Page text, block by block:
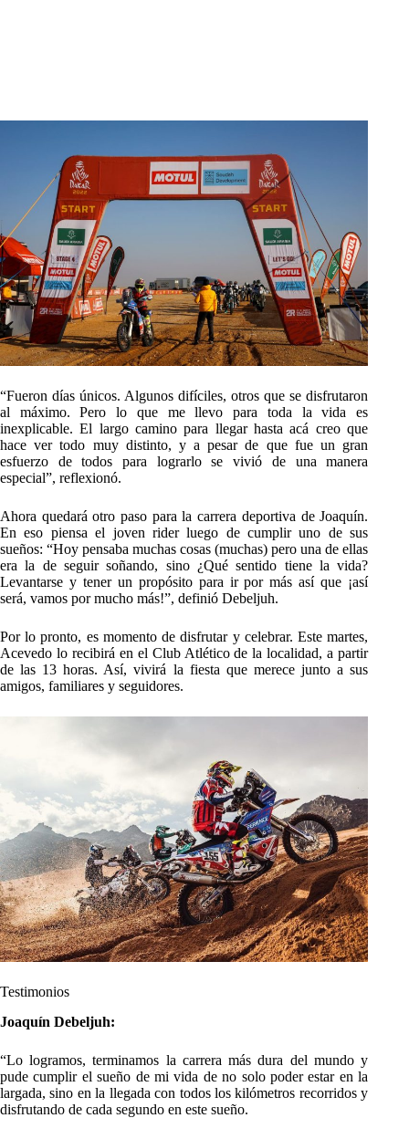
“Fueron días únicos. Algunos difíciles, otros que se disfrutaron
al máximo. Pero lo que me llevo para toda la vida es
inexplicable. El largo camino para llegar hasta acá creo que
hace ver todo muy distinto, y a pesar de que fue un gran
esfuerzo de todos para lograrlo se vivió de una manera
especial”, reflexionó.
Ahora quedará otro paso para la carrera deportiva de Joaquín.
En eso piensa el joven rider luego de cumplir uno de sus
sueños: “Hoy pensaba muchas cosas (muchas) pero una de ellas
era la de seguir soñando, sino ¿Qué sentido tiene la vida?
Levantarse y tener un propósito para ir por más así que ¡así
será, vamos por mucho más!”, definió Debeljuh.
Por lo pronto, es momento de disfrutar y celebrar. Este martes,
Acevedo lo recibirá en el Club Atlético de la localidad, a partir
de las 13 horas. Así, vivirá la fiesta que merece junto a sus
amigos, familiares y seguidores.
Testimonios
Joaquín Debeljuh:
“Lo logramos, terminamos la carrera más dura del mundo y
pude cumplir el sueño de mi vida de no solo poder estar en la
largada, sino en la llegada con todos los kilómetros recorridos y
disfrutando de cada segundo en este sueño.